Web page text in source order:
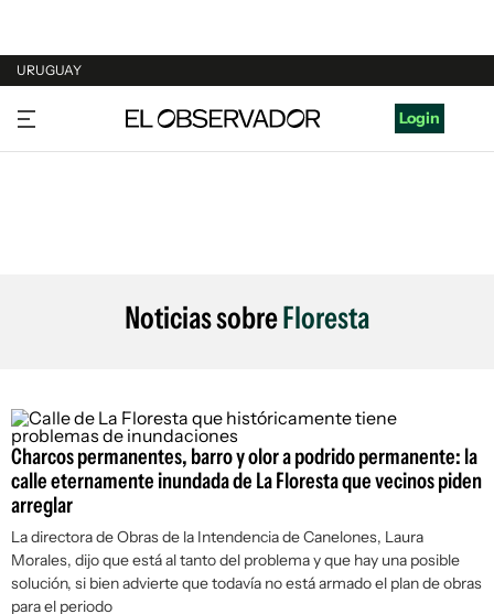
URUGUAY
URUGUAY
ARGENTINA
Login
Noticias sobreFloresta
Charcos permanentes, barro y olor a podrido permanente: la
calle eternamente inundada de La Floresta que vecinos piden
arreglar
La directora de Obras de la Intendencia de Canelones, Laura
Morales, dijo que está al tanto del problema y que hay una posible
solución, si bien advierte que todavía no está armado el plan de obras
para el periodo